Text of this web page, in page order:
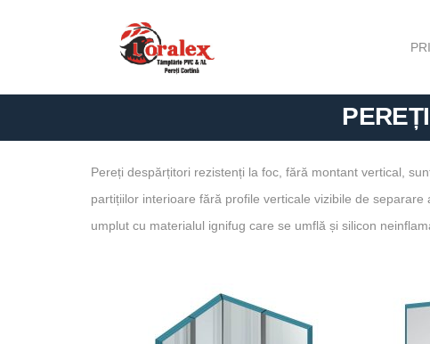
Pereți despărțitori rezistenți la foc, fără montant vertical,
partițiilor interioare fără profile verticale vizibile de
umplut cu materialul ignifug care se umflă și silicon